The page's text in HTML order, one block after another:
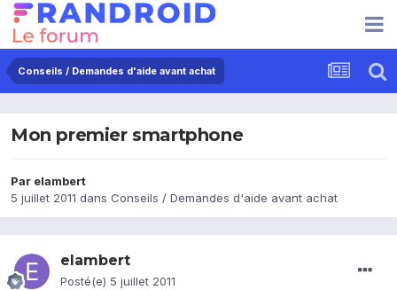
Conseils / Demandes d'aide avant achat
Mon premier smartphone
Par elambert
5 juillet 2011 dans Conseils / Demandes d'aide avant achat
elambert
Posté(e) 5 juillet 2011